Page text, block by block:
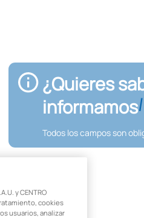
¿Quieres
informamos
Todos los campos son
y CENTRO
tratamiento, cookies
usuarios, analizar